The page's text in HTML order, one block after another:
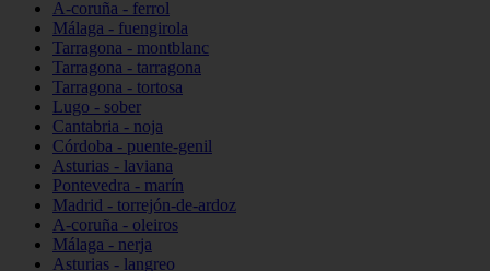
A-coruña - ferrol
Málaga - fuengirola
Tarragona - montblanc
Tarragona - tarragona
Tarragona - tortosa
Lugo - sober
Cantabria - noja
Córdoba - puente-genil
Asturias - laviana
Pontevedra - marín
Madrid - torrejón-de-ardoz
A-coruña - oleiros
Málaga - nerja
Asturias - langreo